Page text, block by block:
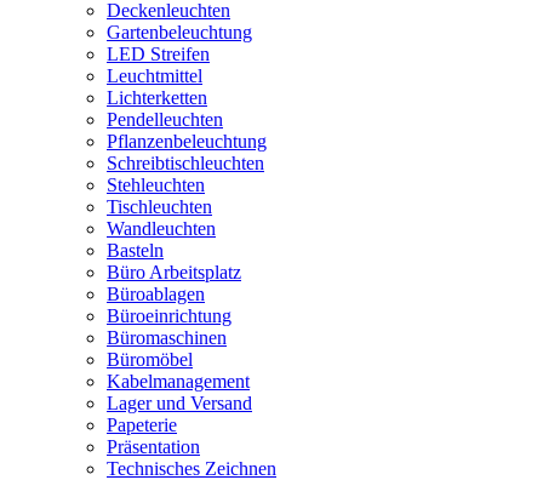
Deckenleuchten
Gartenbeleuchtung
LED Streifen
Leuchtmittel
Lichterketten
Pendelleuchten
Pflanzenbeleuchtung
Schreibtischleuchten
Stehleuchten
Tischleuchten
Wandleuchten
Basteln
Büro Arbeitsplatz
Büroablagen
Büroeinrichtung
Büromaschinen
Büromöbel
Kabelmanagement
Lager und Versand
Papeterie
Präsentation
Technisches Zeichnen